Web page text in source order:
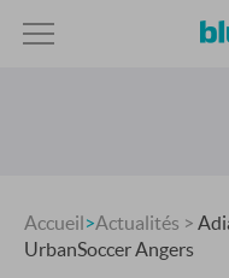
Accueil>Actualités >
UrbanSoccer Angers